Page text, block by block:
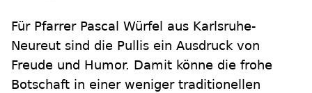
Für Pfarrer Pascal Würfel aus Karlsruhe-
Neureut sind die Pullis ein Ausdruck von
Freude und Humor. Damit könne die frohe
Botschaft in einer weniger traditionellen